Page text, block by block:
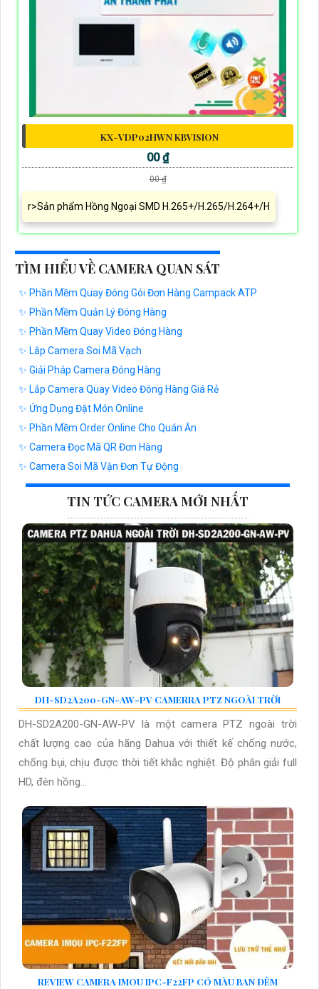
KX-VDP02HWN KBVISION
00 ₫
00 ₫
r>Sản phẩm Hồng Ngoại SMD H.265+/H.265/H.264+/H
TÌM HIỂU VỀ CAMERA QUAN SÁT
✨ Phần Mềm Quay Đóng Gói Đơn Hàng Campack ATP
✨ Phần Mềm Quản Lý Đóng Hàng
✨ Phần Mềm Quay Video Đóng Hàng
✨ Lắp Camera Soi Mã Vạch
✨ Giải Pháp Camera Đóng Hàng
✨ Lắp Camera Quay Video Đóng Hàng Giá Rẻ
✨ Ứng Dụng Đặt Món Online
✨ Phần Mềm Order Online Cho Quán Ăn
✨ Camera Đọc Mã QR Đơn Hàng
✨ Camera Soi Mã Vận Đơn Tự Động
TIN TỨC CAMERA MỚI NHẤT
DH-SD2A200-GN-AW-PV CAMERRA PTZ NGOÀI TRỜI
DH-SD2A200-GN-AW-PV là một camera PTZ ngoài trời
chất lượng cao của hãng Dahua với thiết kế chống nước,
chống bụi, chịu được thời tiết khắc nghiệt. Độ phân giải full
HD, đèn hồng...
REVIEW CAMERA IMOU IPC-F22FP CÓ MÀU BAN ĐÊM